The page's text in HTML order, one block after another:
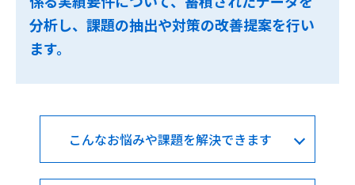
分析し、課題の抽出や対策の改善提案を行い
ます。
こんなお悩みや課題を解決できます